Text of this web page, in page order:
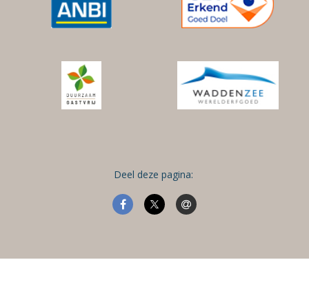
Deel deze pagina: